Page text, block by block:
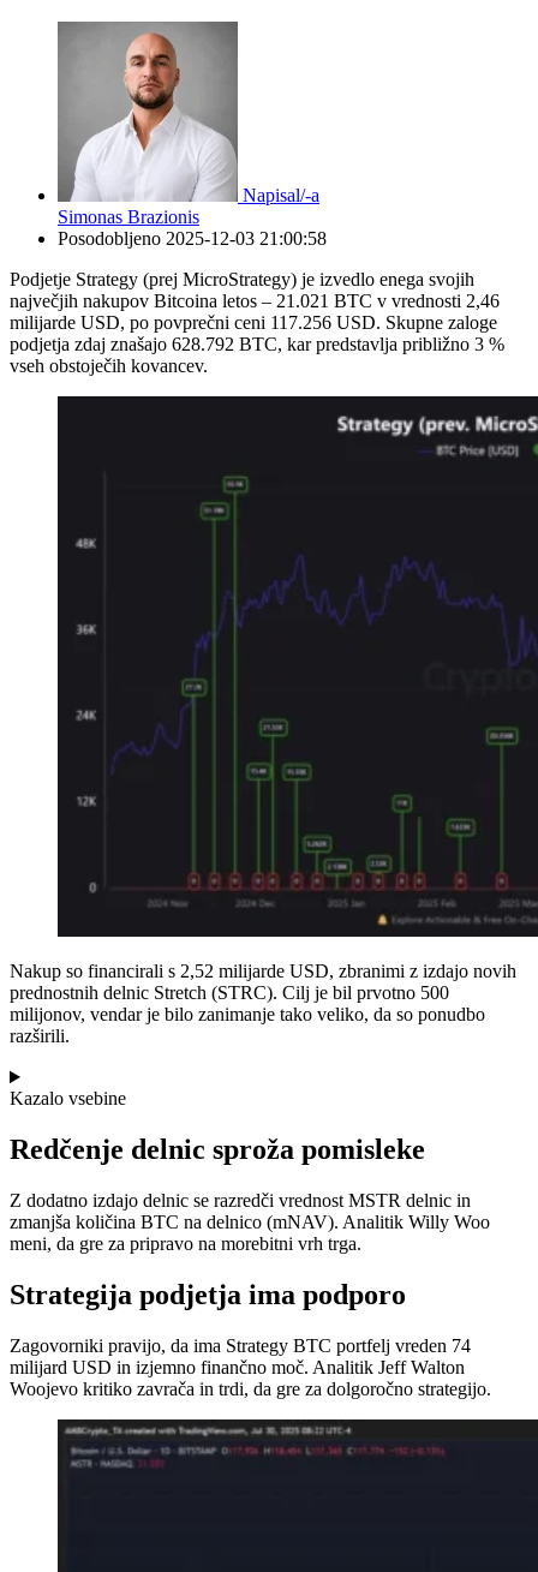
Napisal/-a
Simonas Brazionis
Posodobljeno 2025-12-03 21:00:58
Podjetje Strategy (prej MicroStrategy) je izvedlo enega svojih
največjih nakupov Bitcoina letos – 21.021 BTC v vrednosti 2,46
milijarde USD, po povprečni ceni 117.256 USD. Skupne zaloge
podjetja zdaj znašajo 628.792 BTC, kar predstavlja približno 3 %
vseh obstoječih kovancev.
Nakup so financirali s 2,52 milijarde USD, zbranimi z izdajo novih
prednostnih delnic Stretch (STRC). Cilj je bil prvotno 500
milijonov, vendar je bilo zanimanje tako veliko, da so ponudbo
razširili.
Kazalo vsebine
Redčenje delnic sproža pomisleke
Z dodatno izdajo delnic se razredči vrednost MSTR delnic in
zmanjša količina BTC na delnico (mNAV). Analitik Willy Woo
meni, da gre za pripravo na morebitni vrh trga.
Strategija podjetja ima podporo
Zagovorniki pravijo, da ima Strategy BTC portfelj vreden 74
milijard USD in izjemno finančno moč. Analitik Jeff Walton
Woojevo kritiko zavrača in trdi, da gre za dolgoročno strategijo.